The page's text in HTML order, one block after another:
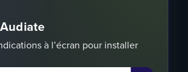
à l’écran pour installer